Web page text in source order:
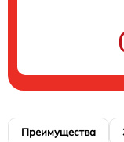
Преимущества